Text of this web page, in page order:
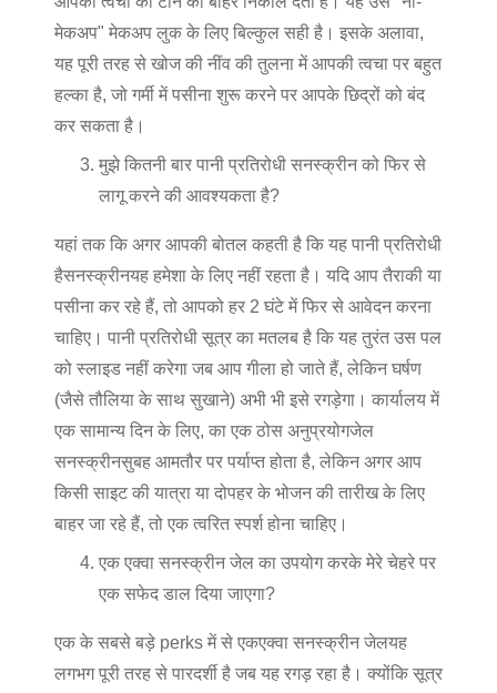
मेकअप" मेकअप लुक के लिए बिल्कुल सही है। इसके अलावा,
यह पूरी तरह से खोज की नींव की तुलना में आपकी त्वचा पर बहुत
हल्का है, जो गर्मी में पसीना शुरू करने पर आपके छिद्रों को बंद
कर सकता है।
मुझे कितनी बार पानी प्रतिरोधी सनस्क्रीन को फिर से
लागू करने की आवश्यकता है?
यहां तक कि अगर आपकी बोतल कहती है कि यह पानी प्रतिरोधी
हैसनस्क्रीनयह हमेशा के लिए नहीं रहता है। यदि आप तैराकी या
पसीना कर रहे हैं, तो आपको हर 2 घंटे में फिर से आवेदन करना
चाहिए। पानी प्रतिरोधी सूत्र का मतलब है कि यह तुरंत उस पल
को स्लाइड नहीं करेगा जब आप गीला हो जाते हैं, लेकिन घर्षण
(जैसे तौलिया के साथ सुखाने) अभी भी इसे रगड़ेगा। कार्यालय में
एक सामान्य दिन के लिए, का एक ठोस अनुप्रयोगजेल
सनस्क्रीनसुबह आमतौर पर पर्याप्त होता है, लेकिन अगर आप
किसी साइट की यात्रा या दोपहर के भोजन की तारीख के लिए
बाहर जा रहे हैं, तो एक त्वरित स्पर्श होना चाहिए।
एक एक्वा सनस्क्रीन जेल का उपयोग करके मेरे चेहरे पर
एक सफेद डाल दिया जाएगा?
एक के सबसे बड़े perks में से एकएक्वा सनस्क्रीन जेलयह
लगभग पूरी तरह से पारदर्शी है जब यह रगड़ रहा है। क्योंकि सूत्र